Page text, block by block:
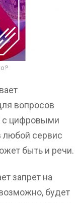
вопросов
с цифровыми
любой сервис
быть и речи.
запрет на
будет